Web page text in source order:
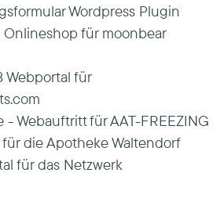
Wordpress Plugin
für moonbear
Webportal für
- Webauftritt für AAT-FREEZING
für die Apotheke Waltendorf
für das Netzwerk